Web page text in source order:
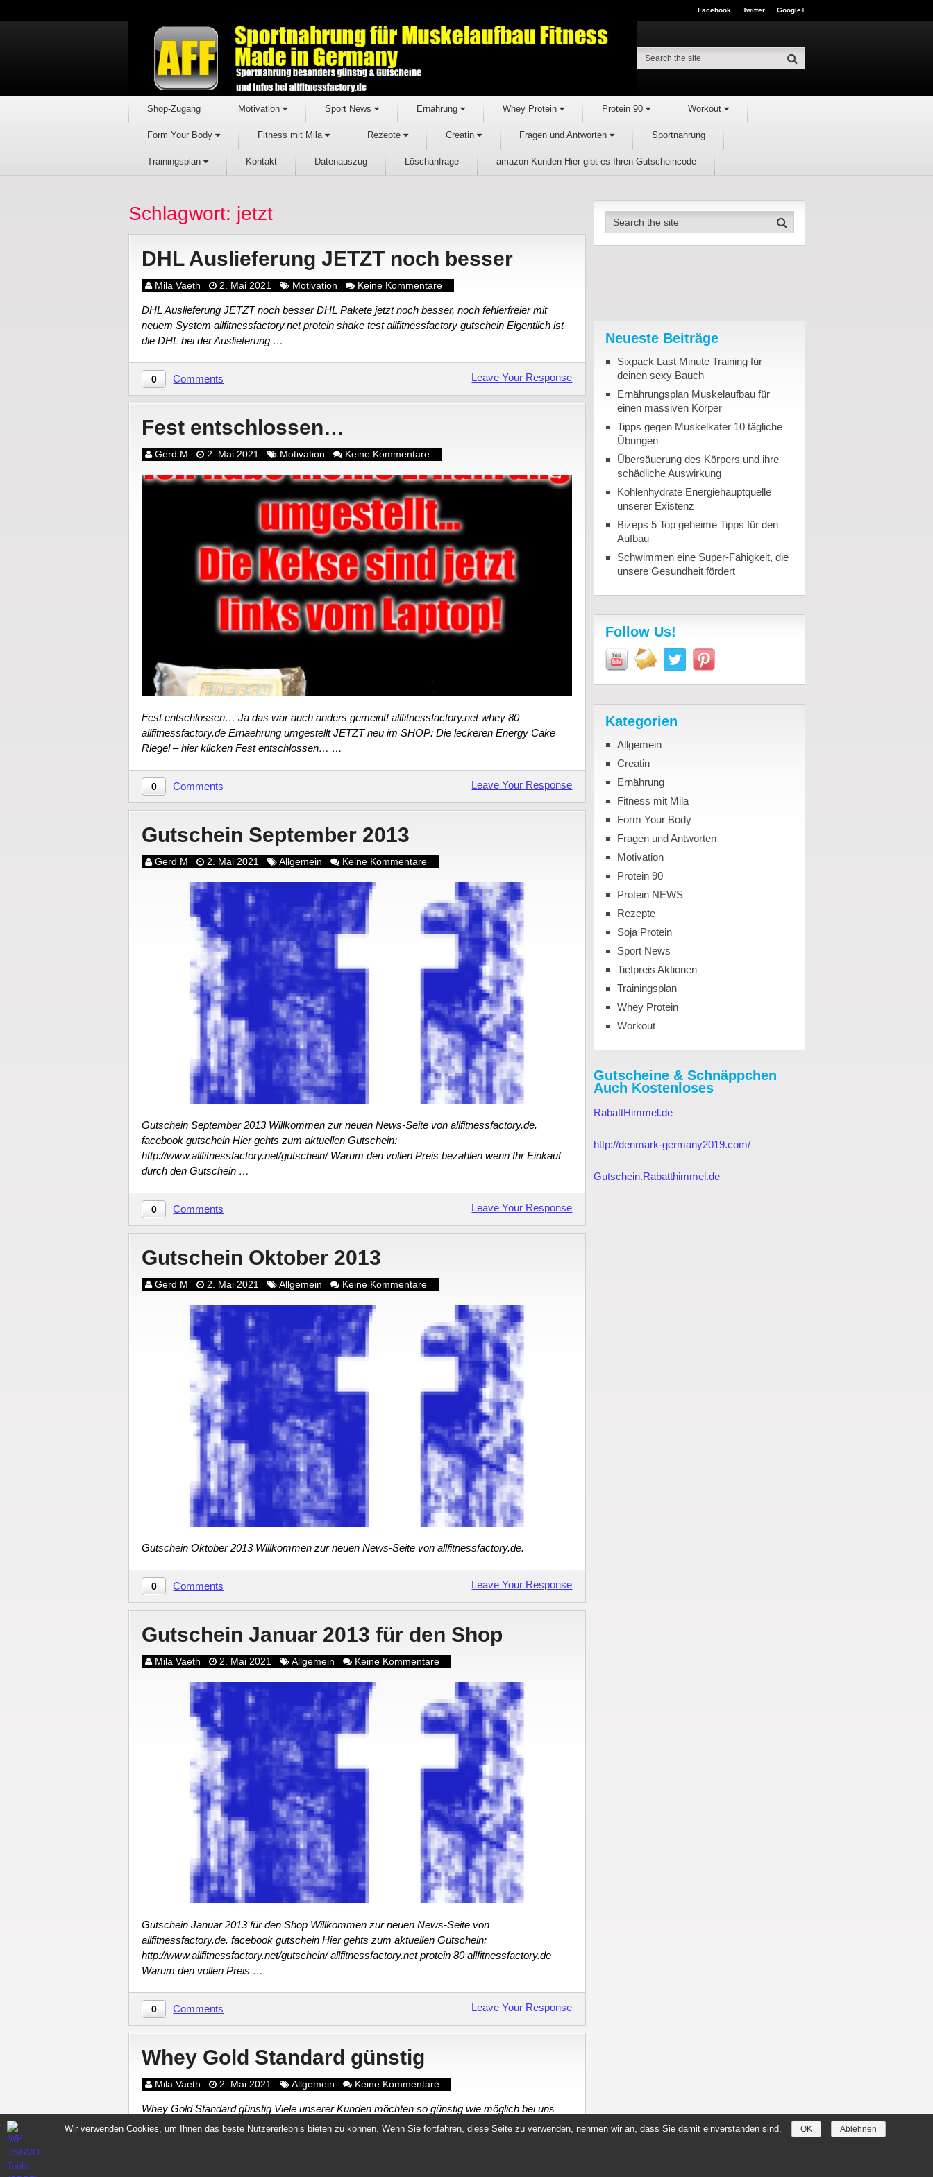
Facebook Twitter Google+
Shop-Zugang Motivation Sport News Ernährung Whey Protein Protein 90 Workout
Form Your Body Fitness mit Mila Rezepte Creatin Fragen und Antworten Sportnahrung
Trainingsplan Kontakt Datenauszug Löschanfrage amazon Kunden Hier gibt es Ihren Gutscheincode
Schlagwort: jetzt
DHL Auslieferung JETZT noch besser
Mila Vaeth 2. Mai 2021 Motivation Keine Kommentare
DHL Auslieferung JETZT noch besser DHL Pakete jetzt noch besser, noch fehlerfreier mit
neuem System allfitnessfactory.net protein shake test allfitnessfactory gutschein Eigentlich ist
die DHL bei der Auslieferung …
0 Comments Leave Your Response
Fest entschlossen…
Gerd M 2. Mai 2021 Motivation Keine Kommentare
Fest entschlossen… Ja das war auch anders gemeint! allfitnessfactory.net whey 80
allfitnessfactory.de Ernaehrung umgestellt JETZT neu im SHOP: Die leckeren Energy Cake
Riegel – hier klicken Fest entschlossen… …
0 Comments Leave Your Response
Gutschein September 2013
Gerd M 2. Mai 2021 Allgemein Keine Kommentare
Gutschein September 2013 Willkommen zur neuen News-Seite von allfitnessfactory.de.
facebook gutschein Hier gehts zum aktuellen Gutschein:
http://www.allfitnessfactory.net/gutschein/ Warum den vollen Preis bezahlen wenn Ihr Einkauf
durch den Gutschein …
0 Comments Leave Your Response
Gutschein Oktober 2013
Gerd M 2. Mai 2021 Allgemein Keine Kommentare
Gutschein Oktober 2013 Willkommen zur neuen News-Seite von allfitnessfactory.de.
0 Comments Leave Your Response
Gutschein Januar 2013 für den Shop
Mila Vaeth 2. Mai 2021 Allgemein Keine Kommentare
Gutschein Januar 2013 für den Shop Willkommen zur neuen News-Seite von
allfitnessfactory.de. facebook gutschein Hier gehts zum aktuellen Gutschein:
http://www.allfitnessfactory.net/gutschein/ allfitnessfactory.net protein 80 allfitnessfactory.de
Warum den vollen Preis …
0 Comments Leave Your Response
Whey Gold Standard günstig
Mila Vaeth 2. Mai 2021 Allgemein Keine Kommentare
Whey Gold Standard günstig Viele unserer Kunden möchten so günstig wie möglich bei uns
kaufen daher jetzt diese Aktion : Whey Gold Standard günstig statt des offiziellen
Neueste Beiträge
Sixpack Last Minute Training für
deinen sexy Bauch
Ernährungsplan Muskelaufbau für
einen massiven Körper
Tipps gegen Muskelkater 10 tägliche
Übungen
Übersäuerung des Körpers und ihre
schädliche Auswirkung
Kohlenhydrate Energiehauptquelle
unserer Existenz
Bizeps 5 Top geheime Tipps für den
Aufbau
Schwimmen eine Super-Fähigkeit, die
unsere Gesundheit fördert
Follow Us!
Kategorien
Allgemein
Creatin
Ernährung
Fitness mit Mila
Form Your Body
Fragen und Antworten
Motivation
Protein 90
Protein NEWS
Rezepte
Soja Protein
Sport News
Tiefpreis Aktionen
Trainingsplan
Whey Protein
Workout
Gutscheine & Schnäppchen
Auch Kostenloses
RabattHimmel.de
http://denmark-germany2019.com/
Gutschein.Rabatthimmel.de
Wir verwenden Cookies, um Ihnen das beste Nutzererlebnis bieten zu können. Wenn Sie fortfahren, diese Seite zu verwenden, nehmen wir an, dass Sie damit einverstanden sind. OK Ablehnen